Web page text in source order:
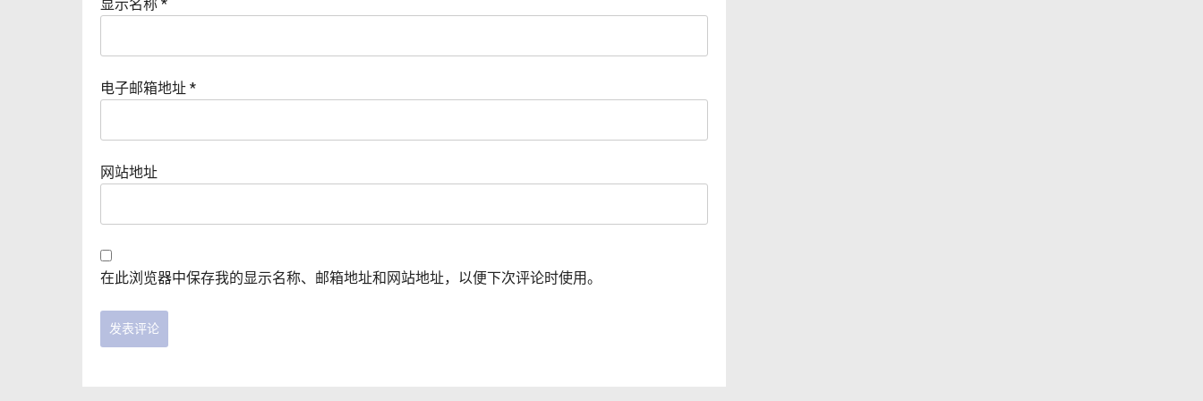
显示名称 *
电子邮箱地址 *
网站地址
在此浏览器中保存我的显示名称、邮箱地址和网站地址，以便下次评论时使用。